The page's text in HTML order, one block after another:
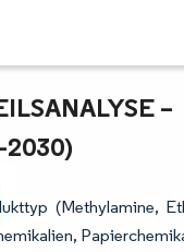
– W
(Methylamine,